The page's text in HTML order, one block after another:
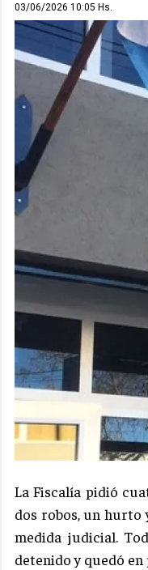
03/06/2026 10:05 Hs.
La Fiscalía pidió
dos robos, un hurto
medida judicial.
detenido y quedó